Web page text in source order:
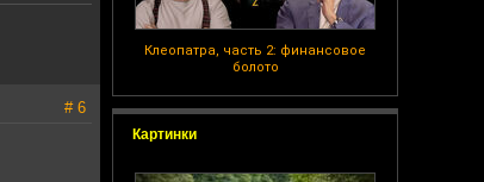
Клеопатра, часть 2: финансовое
болото
Картинки
# 6